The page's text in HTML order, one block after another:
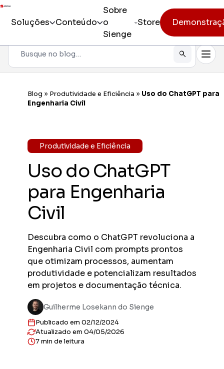
Soluções Conteúdo
Sobre
o
Sienge
Store
Todos os produtos
Incorporação
Obra
Pós-vendas
Pesquisar
Blog » Produtividade e Eficiência » Uso do ChatGPT para
Engenharia Civil
Produtividade e Eficiência
Uso do ChatGPT
para Engenharia
Civil
Descubra como o ChatGPT revoluciona a
Engenharia Civil com prompts prontos
que otimizam processos, aumentam
produtividade e potencializam resultados
em projetos e documentação técnica.
Guilherme Losekann do Sienge
Publicado em 02/12/2024
Atualizado em 04/05/2026
7 min de leitura